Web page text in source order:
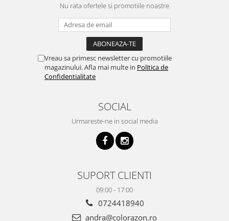
Nu rata ofertele si promotiile noastre
Vreau sa primesc newsletter cu promotiile
magazinului. Afla mai multe in Politica de
Confidentialitate
SOCIAL
Urmareste-ne in social media
SUPORT CLIENTI
09:00 - 17:00
0724418940
andra@colorazon.ro